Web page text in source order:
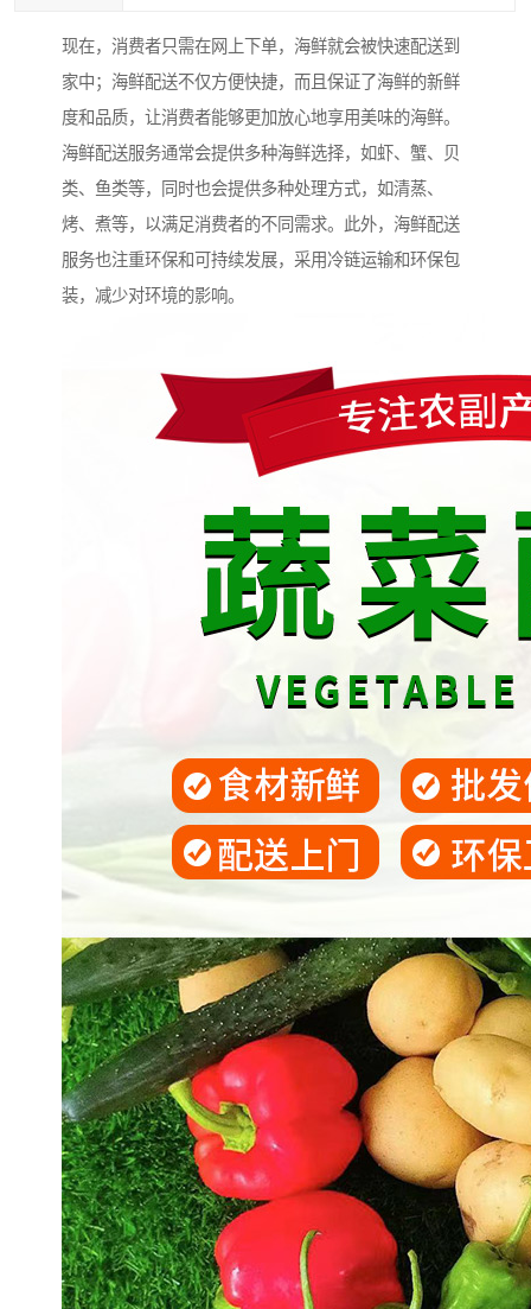
现在，消费者只需在网上下单，海鲜就会被快速配送到
家中；海鲜配送不仅方便快捷，而且保证了海鲜的新鲜
度和品质，让消费者能够更加放心地享用美味的海鲜。
海鲜配送服务通常会提供多种海鲜选择，如虾、蟹、贝
类、鱼类等，同时也会提供多种处理方式，如清蒸、
烤、煮等，以满足消费者的不同需求。此外，海鲜配送
服务也注重环保和可持续发展，采用冷链运输和环保包
装，减少对环境的影响。